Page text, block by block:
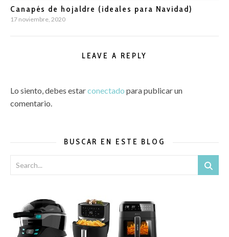
Canapés de hojaldre (ideales para Navidad)
17 noviembre, 2020
LEAVE A REPLY
Lo siento, debes estarconectado para publicar un
comentario.
BUSCAR EN ESTE BLOG